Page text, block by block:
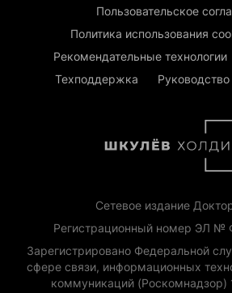
Пользовательское
Политика использования
Рекомендательные технологии
Техподдержка
Руководство
Сетевое издание
Регистрационный номер ЭЛ №
Зарегистрировано Федеральной
сфере связи, информационных
коммуникаций (Роскомнадзор)